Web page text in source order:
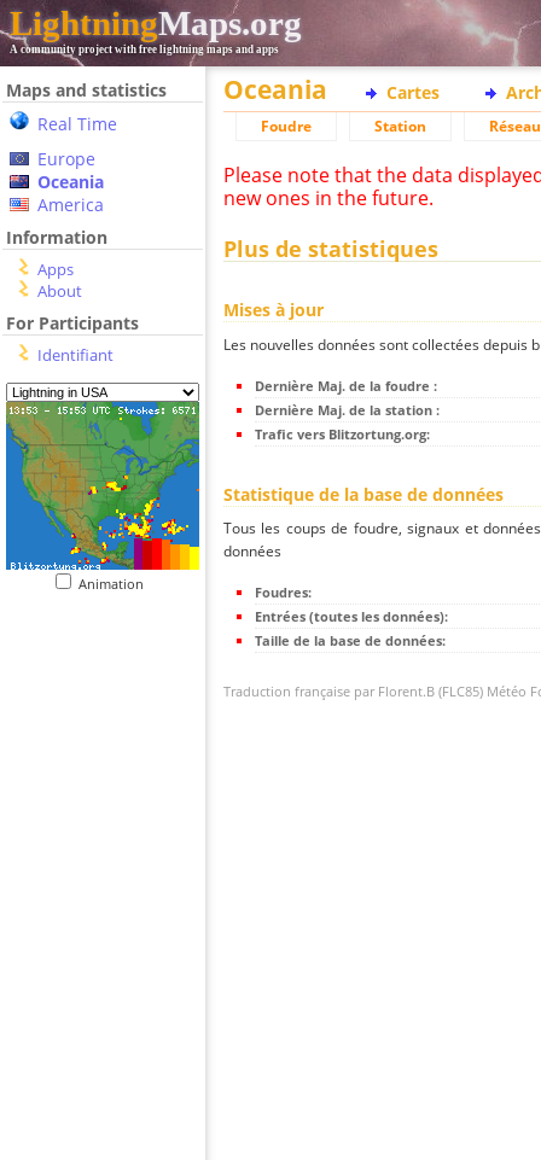
LightningMaps.org
A community project with free lightning maps and apps
Maps and statistics
Real Time
Europe
Oceania
America
Information
Apps
About
For Participants
Identifiant
Animation
Oceania Cartes
Foudre Station Réseau
Please note that the data
new ones in the future.
Plus de statistiques
Mises à jour
Les nouvelles données sont collectées
Dernière Maj. de la foudre :
Dernière Maj. de la station :
Trafic vers Blitzortung.org:
Statistique de la base de données
Tous les coups de foudre, signaux et
données
Foudres:
Entrées (toutes les données):
Taille de la base de données:
Traduction française par Florent.B (FLC85) Météo